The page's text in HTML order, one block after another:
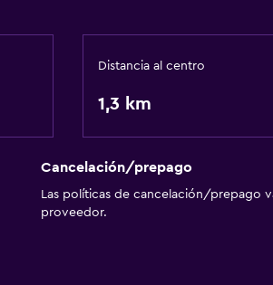
Distancia al centro
1,3 km
Cancelación/prepago
Las políticas de cancelación/prepago
proveedor.